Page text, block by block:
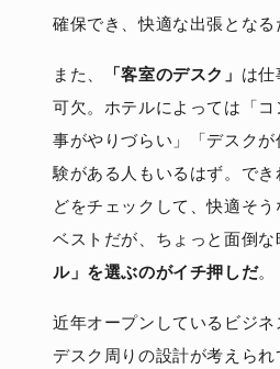
確保でき、快適な出張となる
また、 「客室のデスク」 は仕
可欠。ホテルによっては「
事がやりづらい」「デスク
験がある人もいるはず。で
どをチェックして、快適そ
ベストだが、ちょっと面倒な
ル」を選ぶのがイチ押しだ。
近年オープンしているビジネ
デスク周りの設計が考えられ